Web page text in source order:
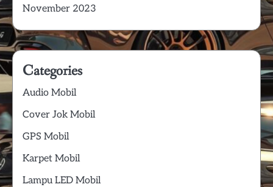
November 2023
Categories
Audio Mobil
Cover Jok Mobil
GPS Mobil
Karpet Mobil
Lampu LED Mobil